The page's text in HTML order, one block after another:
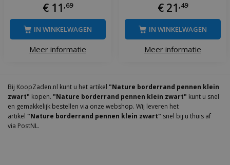
€ 11 ,69
Meer informatie
IN WINKELWAGEN
€ 21 ,49
Meer informatie
IN WINKELWAGEN
Bij KoopZaden.nl kunt u het artikel "Nature borderrand pennen klein
zwart" kopen. "Nature borderrand pennen klein zwart" kunt u snel
en gemakkelijk bestellen via onze webshop. Wij leveren het
artikel "Nature borderrand pennen klein zwart" snel bij u thuis af
via PostNL.